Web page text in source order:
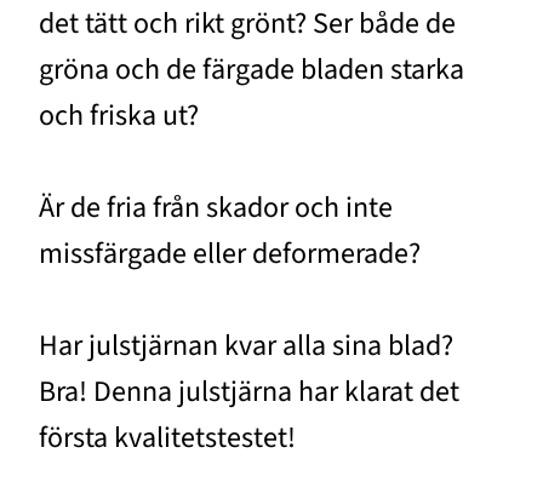
det tätt och rikt grönt? Ser både de
gröna och de färgade bladen starka
och friska ut?
Är de fria från skador och inte
missfärgade eller deformerade?
Har julstjärnan kvar alla sina blad?
Bra! Denna julstjärna har klarat det
första kvalitetstestet!